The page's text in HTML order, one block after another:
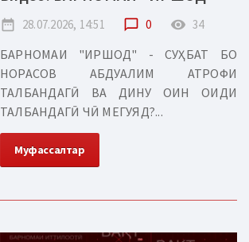
date_range 28.07.2026, 14:51 chat_bubble_outline 0 remove_red_eye 34
БАРНОМАИ "ИРШОД" - СУҲБАТ БО
НОРАСОВ АБДУАЛИМ АТРОФИ
ТАЛБАНДАГӢ ВА ДИНУ ОИН ОИДИ
ТАЛБАНДАГӢ ЧӢ МЕГУЯД?...
Муфассалтар